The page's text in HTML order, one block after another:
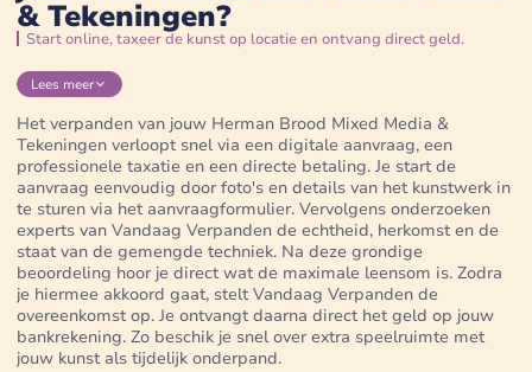
& Tekeningen?
Start online, taxeer de kunst op locatie en ontvang direct geld.
Lees meer
Het verpanden van jouw Herman Brood Mixed Media &
Tekeningen verloopt snel via een digitale aanvraag, een
professionele taxatie en een directe betaling. Je start de
aanvraag eenvoudig door foto's en details van het kunstwerk in
te sturen via het aanvraagformulier. Vervolgens onderzoeken
experts van Vandaag Verpanden de echtheid, herkomst en de
staat van de gemengde techniek. Na deze grondige
beoordeling hoor je direct wat de maximale leensom is. Zodra
je hiermee akkoord gaat, stelt Vandaag Verpanden de
overeenkomst op. Je ontvangt daarna direct het geld op jouw
bankrekening. Zo beschik je snel over extra speelruimte met
jouw kunst als tijdelijk onderpand.